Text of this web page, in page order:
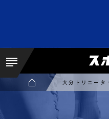
大分トリニータ